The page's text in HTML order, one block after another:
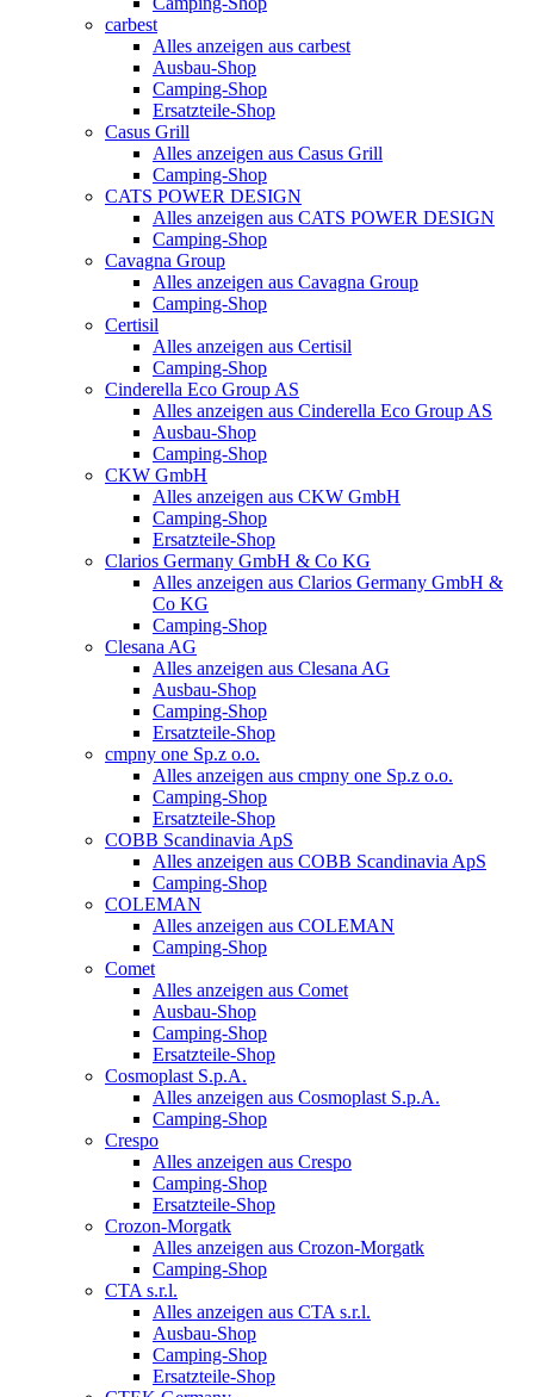
carbest
Alles anzeigen aus carbest
Ausbau-Shop
Camping-Shop
Ersatzteile-Shop
Casus Grill
Alles anzeigen aus Casus Grill
Camping-Shop
CATS POWER DESIGN
Alles anzeigen aus CATS POWER DESIGN
Camping-Shop
Cavagna Group
Alles anzeigen aus Cavagna Group
Camping-Shop
Certisil
Alles anzeigen aus Certisil
Camping-Shop
Cinderella Eco Group AS
Alles anzeigen aus Cinderella Eco Group AS
Ausbau-Shop
Camping-Shop
CKW GmbH
Alles anzeigen aus CKW GmbH
Camping-Shop
Ersatzteile-Shop
Clarios Germany GmbH & Co KG
Alles anzeigen aus Clarios Germany GmbH &
Co KG
Camping-Shop
Clesana AG
Alles anzeigen aus Clesana AG
Ausbau-Shop
Camping-Shop
Ersatzteile-Shop
cmpny one Sp.z o.o.
Alles anzeigen aus cmpny one Sp.z o.o.
Camping-Shop
Ersatzteile-Shop
COBB Scandinavia ApS
Alles anzeigen aus COBB Scandinavia ApS
Camping-Shop
COLEMAN
Alles anzeigen aus COLEMAN
Camping-Shop
Comet
Alles anzeigen aus Comet
Ausbau-Shop
Camping-Shop
Ersatzteile-Shop
Cosmoplast S.p.A.
Alles anzeigen aus Cosmoplast S.p.A.
Camping-Shop
Crespo
Alles anzeigen aus Crespo
Camping-Shop
Ersatzteile-Shop
Crozon-Morgatk
Alles anzeigen aus Crozon-Morgatk
Camping-Shop
CTA s.r.l.
Alles anzeigen aus CTA s.r.l.
Ausbau-Shop
Camping-Shop
Ersatzteile-Shop